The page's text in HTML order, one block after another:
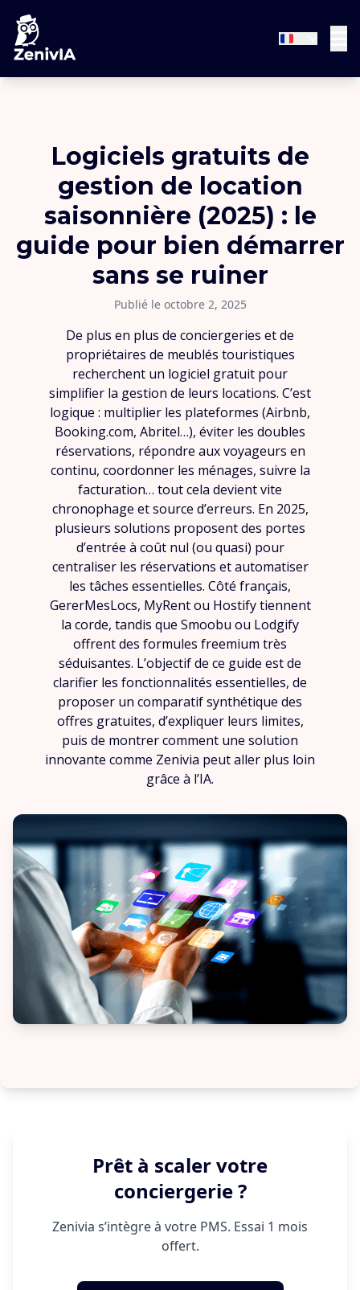
Logiciels gratuits de
gestion de location
saisonnière (2025) : le
guide pour bien démarrer
sans se ruiner
Publié le octobre 2, 2025
De plus en plus de conciergeries et de
propriétaires de meublés touristiques
recherchent un logiciel gratuit pour
simplifier la gestion de leurs locations. C’est
logique : multiplier les plateformes (Airbnb,
Booking.com, Abritel…), éviter les doubles
réservations, répondre aux voyageurs en
continu, coordonner les ménages, suivre la
facturation… tout cela devient vite
chronophage et source d’erreurs. En 2025,
plusieurs solutions proposent des portes
d’entrée à coût nul (ou quasi) pour
centraliser les réservations et automatiser
les tâches essentielles. Côté français,
GererMesLocs, MyRent ou Hostify tiennent
la corde, tandis que Smoobu ou Lodgify
offrent des formules freemium très
séduisantes. L’objectif de ce guide est de
clarifier les fonctionnalités essentielles, de
proposer un comparatif synthétique des
offres gratuites, d’expliquer leurs limites,
puis de montrer comment une solution
innovante comme Zenivia peut aller plus loin
grâce à l’IA.
Prêt à scaler votre
conciergerie ?
Zenivia s’intègre à votre PMS. Essai 1 mois
offert.